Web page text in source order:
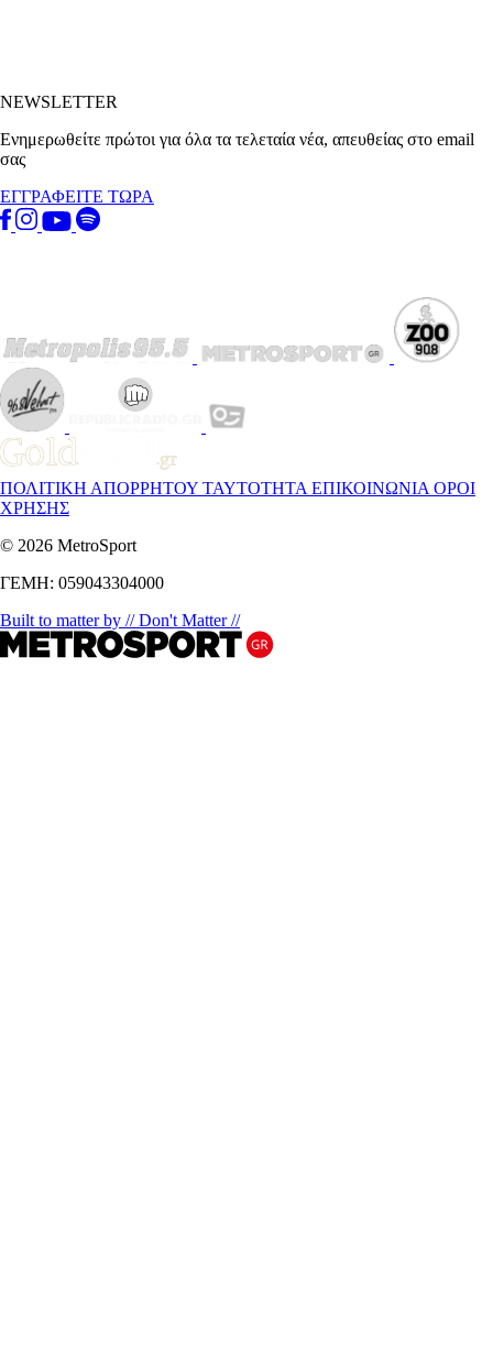
NEWSLETTER
Ενημερωθείτε πρώτοι για όλα τα τελεταία νέα, απευθείας στο email
σας
ΕΓΓΡΑΦΕΙΤΕ ΤΩΡΑ
ΠΟΛΙΤΙΚΗ ΑΠΟΡΡΗΤΟΥ ΤΑΥΤΟΤΗΤΑ ΕΠΙΚΟΙΝΩΝΙΑ ΟΡΟΙ
ΧΡΗΣΗΣ
© 2026 MetroSport
ΓΕΜΗ: 059043304000
Built to matter by // Don't Matter //